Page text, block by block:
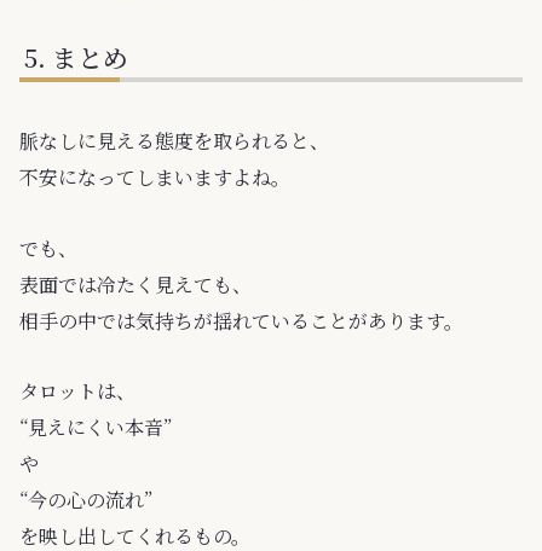
まとめ
脈なしに見える態度を取られると、
不安になってしまいますよね。
でも、
表面では冷たく見えても、
相手の中では気持ちが揺れていることがあります。
タロットは、
“見えにくい本音”
や
“今の心の流れ”
を映し出してくれるもの。